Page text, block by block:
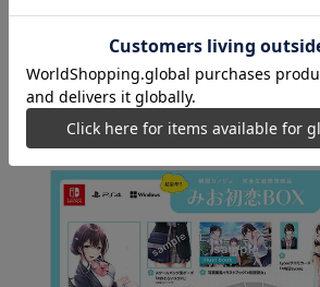
・主題歌&キャラソンミニアルバムCD
・録り下ろしドラマCD(八尋 実桜)
・ミニキャラ＆ストラップアクリルキ
桜)
・ランダムカノジョチェキ(八尋 実桜
で1枚封入)
・Lyceeプロモカード(八尋 実桜)